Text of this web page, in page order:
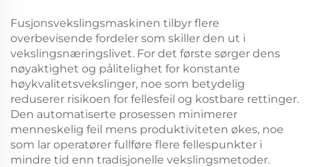
Fusjonsvekslingsmaskinen tilbyr flere
overbevisende fordeler som skiller den ut i
vekslingsnæringslivet. For det første sørger dens
nøyaktighet og pålitelighet for konstante
høykvalitetsvekslinger, noe som betydelig
reduserer risikoen for fellesfeil og kostbare rettinger.
Den automatiserte prosessen minimerer
menneskelig feil mens produktiviteten økes, noe
som lar operatører fullføre flere fellespunkter i
mindre tid enn tradisjonelle vekslingsmetoder.